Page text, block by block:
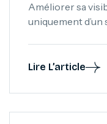
Améliorer sa
uniquement
renforcer
Lire L’article